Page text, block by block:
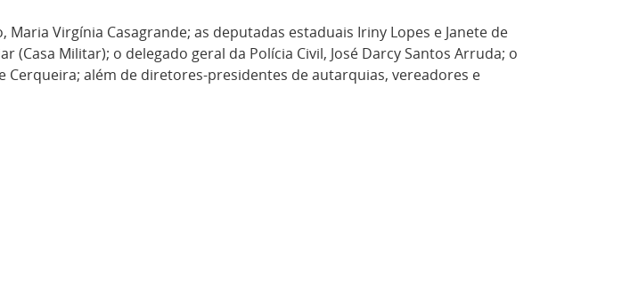
Virgínia Casagrande; as deputadas estaduais Iriny Lopes e Janete de
(Casa Militar); o delegado geral da Polícia Civil, José Darcy Santos Arruda; o
além de diretores-presidentes de autarquias, vereadores e